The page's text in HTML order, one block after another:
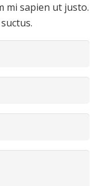
mi sapien ut justo.